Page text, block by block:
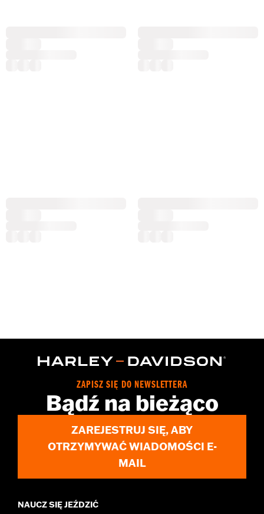
ZAPISZ SIĘ DO NEWSLETTERA
Bądź na bieżąco
ZAREJESTRUJ SIĘ, ABY
OTRZYMYWAĆ WIADOMOŚCI E-
MAIL
NAUCZ SIĘ JEŹDZIĆ